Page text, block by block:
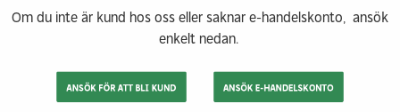
Om du inte är kund hos oss eller saknar e-handelskonto, ansök
enkelt nedan.